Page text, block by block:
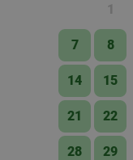
1
7 8
14 15
21 22
28 29